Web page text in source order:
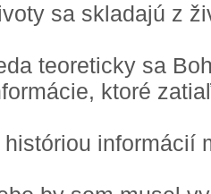
sa skladajú z
teoreticky sa
ktoré
históriou informácií